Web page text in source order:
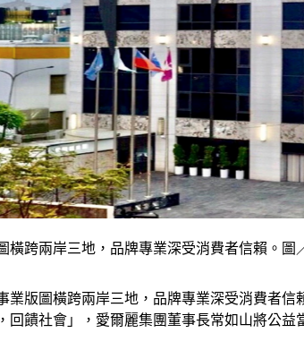
橫跨兩岸三地，品牌專業深受消費者信賴。圖
業版圖橫跨兩岸三地，品牌專業深受消費者
回饋社會」，愛爾麗集團董事長常如山將公